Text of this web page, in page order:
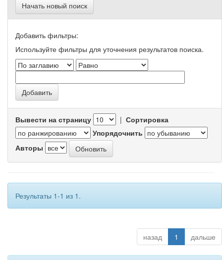
Начать новый поиск
Добавить фильтры:
Используйте фильтры для уточнения результатов поиска.
Вывести на страницу | Сортировка
Упорядочнить
Авторы
Результаты 1-1 из 1.
назад 1 дальше